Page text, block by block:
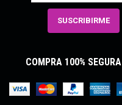
COMPRA 100% SEGURA